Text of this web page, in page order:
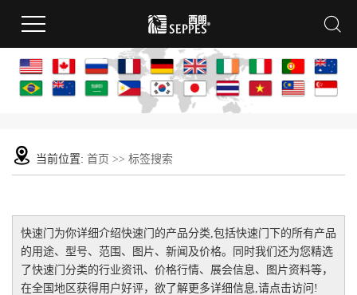
当前位置: 首页 >> 标签搜索
快速门 为你详细介绍快速门 的产品分类,包括快速门下的所有产品
的用途、型号、范围、图片、新闻及价格。同时我们还为您精选
了快速门分类的行业资讯、价格行情、展会信息、图片资料等，
在全国地区获得用户好评，欲了解更多详细信息,请点击访问!